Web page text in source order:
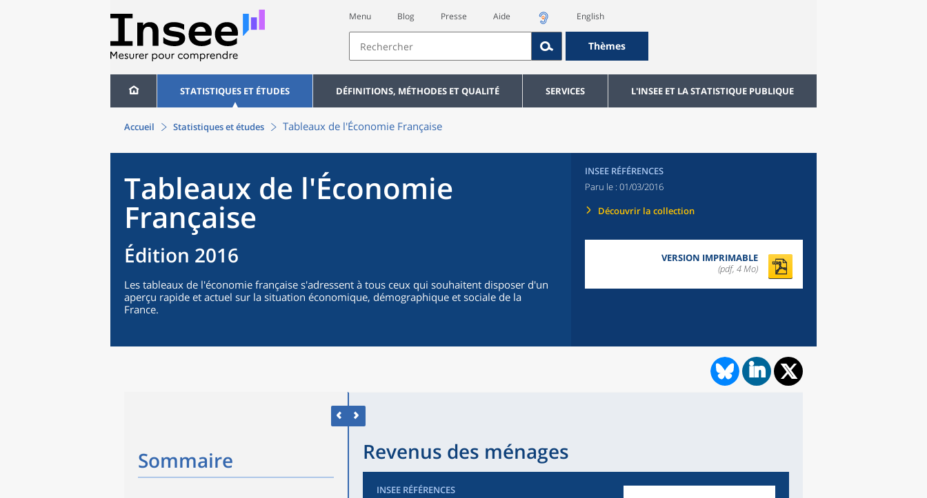
Menu Blog Presse Aide English
Thèmes
STATISTIQUES ET ÉTUDES DÉFINITIONS, MÉTHODES ET QUALITÉ SERVICES L'INSEE ET LA STATISTIQUE PUBLIQUE
Accueil Statistiques et études Tableaux de l'Économie Française
Tableaux de l'Économie
Française
Édition 2016
Les tableaux de l'économie française s'adressent à tous ceux qui souhaitent disposer d'un
aperçu rapide et actuel sur la situation économique, démographique et sociale de la
France.
INSEE RÉFÉRENCES
Paru le : 01/03/2016
Découvrir la collection
VERSION IMPRIMABLE
(pdf, 4 Mo)
Sommaire Revenus des ménages
INSEE RÉFÉRENCES